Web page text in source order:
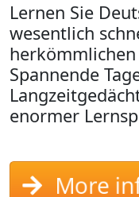
Lernen Sie
wesentlich
Spannende
enormer
More